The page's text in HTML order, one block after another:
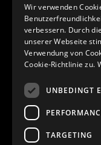
CITROËN
DACIA
FORD
IVECO
MAXUS
MERCEDES
Wir verwenden
verbessern. Durch
unserer Webseite
Verwendung von
Cookie-Richtlinie zu.
UNBEDINGT
TARGETING